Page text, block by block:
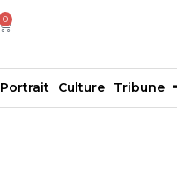
0
Portrait Culture Tribune